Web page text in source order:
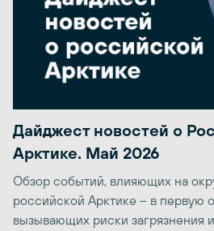
Дайджест новостей о
Арктике. Май 2026
Обзор событий, влияющих на
российской Арктике – в первую
вызывающих риски загрязнения